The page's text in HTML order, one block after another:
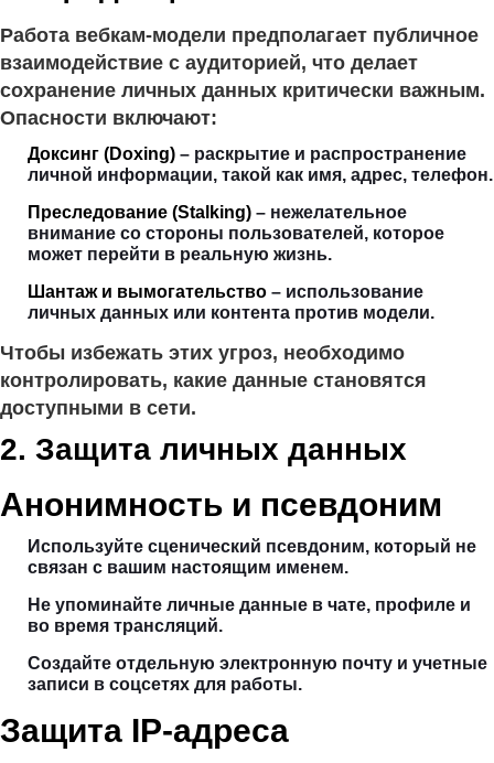
Работа вебкам-модели предполагает публичное
взаимодействие с аудиторией, что делает
сохранение личных данных критически важным.
Опасности включают:
Доксинг (Doxing) – раскрытие и распространение
личной информации, такой как имя, адрес, телефон.
Преследование (Stalking) – нежелательное
внимание со стороны пользователей, которое
может перейти в реальную жизнь.
Шантаж и вымогательство – использование
личных данных или контента против модели.
Чтобы избежать этих угроз, необходимо
контролировать, какие данные становятся
доступными в сети.
2. Защита личных данных
Анонимность и псевдоним
Используйте сценический псевдоним, который не
связан с вашим настоящим именем.
Не упоминайте личные данные в чате, профиле и
во время трансляций.
Создайте отдельную электронную почту и учетные
записи в соцсетях для работы.
Защита IP-адреса